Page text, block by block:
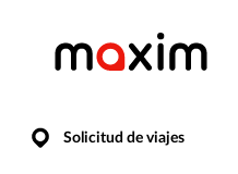
Solicitud de viajes